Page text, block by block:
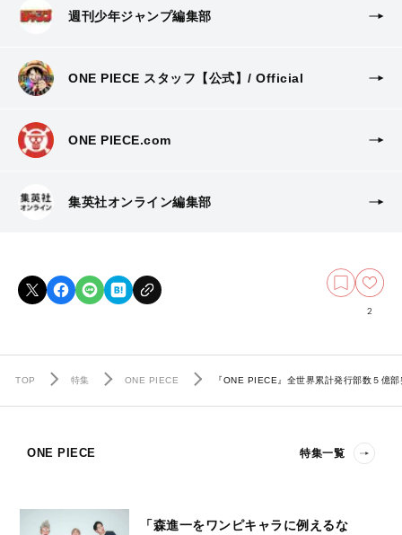
週刊少年ジャンプ編集部
ONE PIECE スタッフ【公式】/ Official
ONE PIECE.com
集英社オンライン編集部
2
TOP 特集 ONE PIECE 『ONE PIECE』全世界累計発行部数５億
ONE PIECE 特集一覧
「森進一をワンピキャラに例えるな